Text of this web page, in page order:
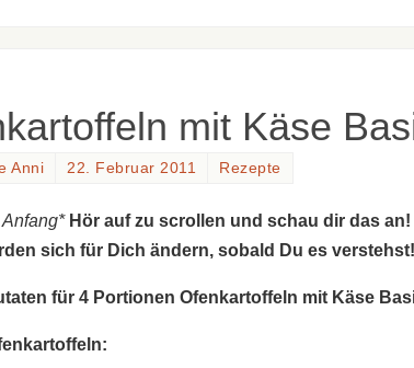
mit Käse
Anni 22. Februar 2011 Rezepte
Hör auf zu scrollen und schau dir das an!
sich für Dich ändern, sobald Du es verstehst!
für 4 Portionen Ofenkartoffeln mit Käse